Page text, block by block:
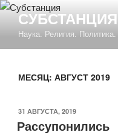
Перейти
содержимому
СУБСТАНЦИЯ
Наука. Религия. Политика.
МЕСЯЦ: АВГУСТ 2019
ОПУБЛИКОВАНО
31 АВГУСТА, 2019
Рассупонились